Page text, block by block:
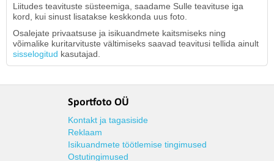
Liitudes teavituste süsteemiga, saadame Sulle teavituse iga
kord, kui sinust lisatakse keskkonda uus foto.
Osalejate privaatsuse ja isikuandmete kaitsmiseks ning
võimalike kuritarvituste vältimiseks saavad teavitusi tellida ainult
sisselogitud kasutajad.
Sportfoto OÜ
Kontakt ja tagasiside
Reklaam
Isikuandmete töötlemise tingimused
Ostutingimused